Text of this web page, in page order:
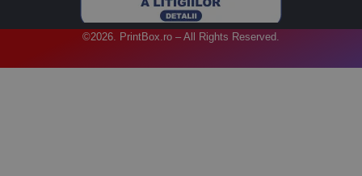
©2026. PrintBox.ro – All Rights Reserved.